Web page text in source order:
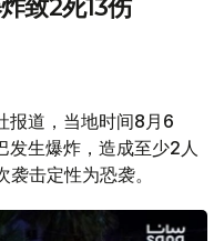
致2死13伤
报道，当地时间8月6
发生爆炸，造成至少2人
击定性为恐袭。